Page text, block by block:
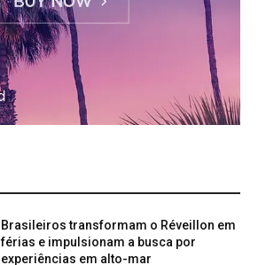
Brasileiros transformam o Réveillon em
férias e impulsionam a busca por
experiências em alto-mar